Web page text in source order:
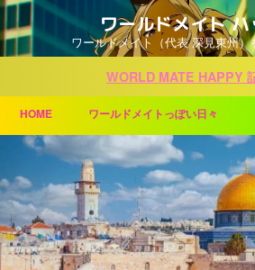
ワールドメイト
ワールドメイト（代表 深見東州）
WORLD MATE HAPPY
HOME ワールドメイトっぽい日々